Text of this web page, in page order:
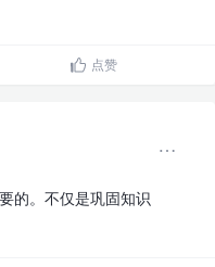
点赞
的。不仅是巩固知识